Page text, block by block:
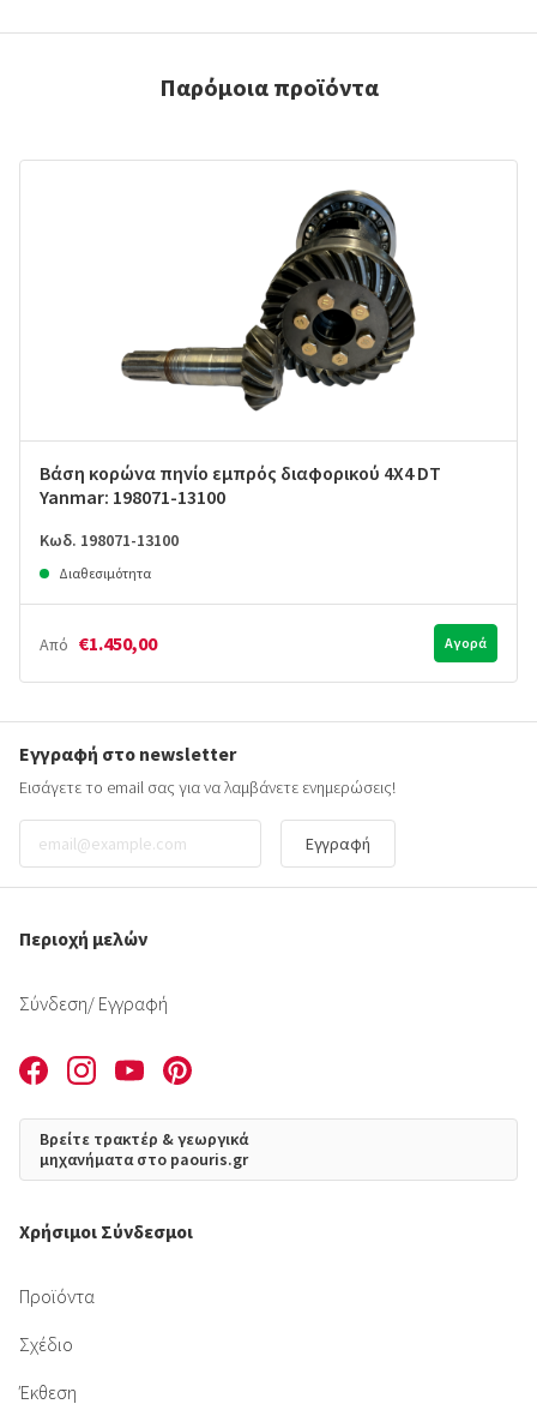
Παρόμοια προϊόντα
Βάση κορώνα πηνίο εμπρός διαφορικού 4X4 DT
Yanmar: 198071-13100
Κωδ. 198071-13100
Διαθεσιμότητα
Από €1.450,00 Αγορά
Εγγραφή στο newsletter
Εισάγετε το email σας για να λαμβάνετε ενημερώσεις!
Εγγραφή
Περιοχή μελών
Σύνδεση/ Εγγραφή
Βρείτε τρακτέρ & γεωργικά
μηχανήματα στο paouris.gr
Χρήσιμοι Σύνδεσμοι
Προϊόντα
Σχέδιο
Έκθεση